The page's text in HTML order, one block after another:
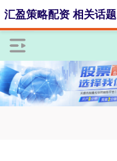
汇盈策略配资 相关话题